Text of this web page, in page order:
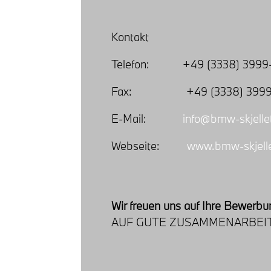
Kontakt
Telefon: +49 (3338)
Fax: +49 (3338)
E-Mail: info@bmw-
Webseite:www.bmw-
Wir freuen uns auf Ihre
AUF GUTE